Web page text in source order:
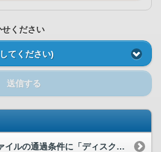
ください
てください)
送信する
VMインポートのOVFファイルの通過条件に「ディスク数が単数であること」とありますが、ディスクが複数ある場合どうすればいいですか